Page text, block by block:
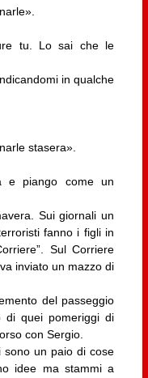
tu. Lo sai che le
in qualche
stasera».
e piango come un
Sui giornali un
fanno i figli in
Sul Corriere
inviato un mazzo di
del passeggio
di quei pomeriggi di
con Sergio.
sono un paio di cose
idee ma stammi a